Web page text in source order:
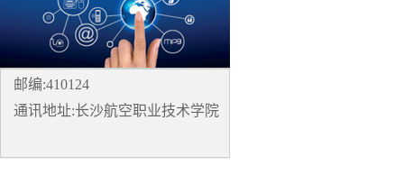
邮编:410124
通讯地址:长沙航空职业技术学院